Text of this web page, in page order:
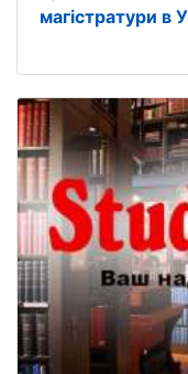
магістратури в